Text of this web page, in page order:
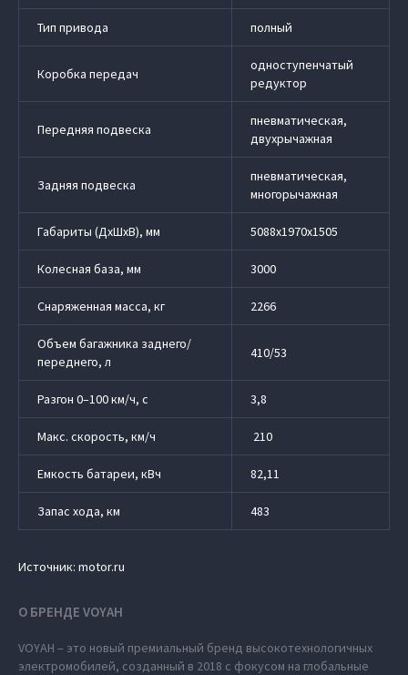
Тип привода полный
Коробка передач
одноступенчатый
редуктор
Передняя подвеска
пневматическая,
двухрычажная
Задняя подвеска
пневматическая,
многорычажная
Габариты (ДхШхВ), мм 5088х1970х1505
Колесная база, мм 3000
Снаряженная масса, кг 2266
Объем багажника заднего/
переднего, л
410/53
Разгон 0–100 км/ч, с 3,8
Макс. скорость, км/ч 210
Емкость батареи, кВч 82,11
Запас хода, км 483
Источник: motor.ru
О БРЕНДЕ VOYAH
VOYAH – это новый премиальный бренд высокотехнологичных
электромобилей, созданный в 2018 с фокусом на глобальные